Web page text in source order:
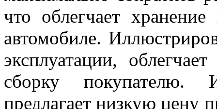
что облегчает
автомобиле.
эксплуатации,
сборку покупателю.
предлагает низкую цену